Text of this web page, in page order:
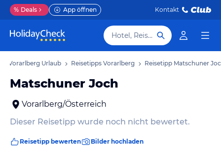
% Deals App öffnen Kontakt
Hotel, Reiseziel
Vorarlberg Urlaub Reisetipps Vorarlberg Reisetipp Matschuner
Matschuner Joch
Vorarlberg/Österreich
Dieser Reisetipp wurde noch nicht bewertet.
Reisetipp bewerten Bilder hochladen